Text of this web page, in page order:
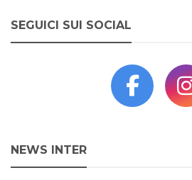
SEGUICI SUI SOCIAL
NEWS INTER